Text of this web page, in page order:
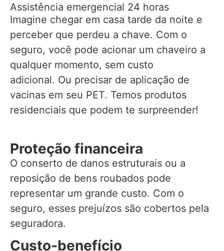
Assistência emergencial 24 horas
Imagine chegar em casa tarde da noite e
perceber que perdeu a chave. Com o
seguro, você pode acionar um chaveiro a
qualquer momento, sem custo
adicional. Ou precisar de aplicação de
vacinas em seu PET. Temos produtos
residenciais que podem te surpreender!
Proteção financeira
O conserto de danos estruturais ou a
reposição de bens roubados pode
representar um grande custo. Com o
seguro, esses prejuízos são cobertos pela
seguradora.
Custo-benefício